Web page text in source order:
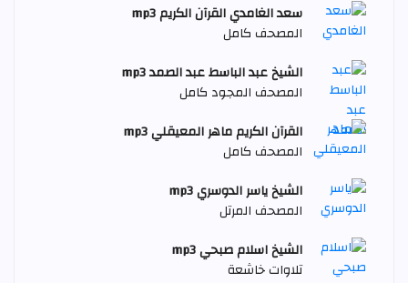
سعد الغامدي القرآن الكريم mp3
المصحف كامل
الشيخ عبد الباسط عبد الصمد mp3
المصحف المجود كامل
القرآن الكريم ماهر المعيقلي mp3
المصحف كامل
الشيخ ياسر الدوسري mp3
المصحف المرتل
الشيخ اسلام صبحي mp3
تلاوات خاشعة